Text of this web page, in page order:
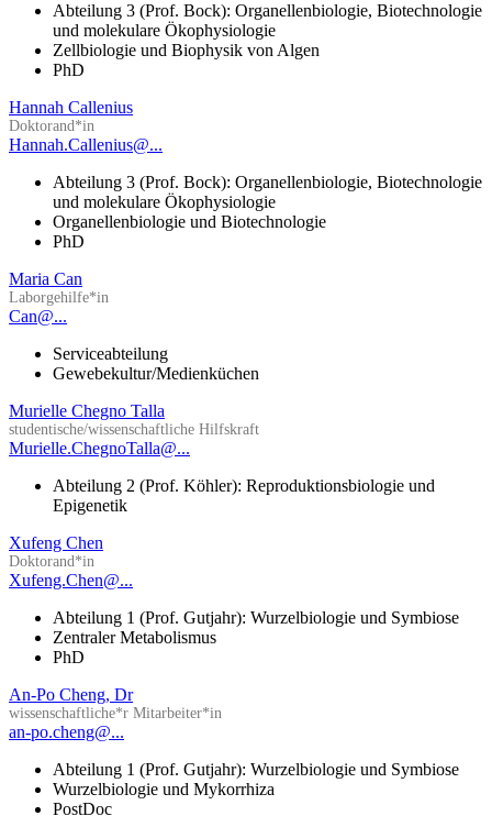
Abteilung 3 (Prof. Bock): Organellenbiologie, Biotechnologie
und molekulare Ökophysiologie
Zellbiologie und Biophysik von Algen
PhD
Hannah Callenius
Doktorand*in
Hannah.Callenius@...
Abteilung 3 (Prof. Bock): Organellenbiologie, Biotechnologie
und molekulare Ökophysiologie
Organellenbiologie und Biotechnologie
PhD
Maria Can
Laborgehilfe*in
Can@...
Serviceabteilung
Gewebekultur/Medienküchen
Murielle Chegno Talla
studentische/wissenschaftliche Hilfskraft
Murielle.ChegnoTalla@...
Abteilung 2 (Prof. Köhler): Reproduktionsbiologie und
Epigenetik
Xufeng Chen
Doktorand*in
Xufeng.Chen@...
Abteilung 1 (Prof. Gutjahr): Wurzelbiologie und Symbiose
Zentraler Metabolismus
PhD
An-Po Cheng, Dr
wissenschaftliche*r Mitarbeiter*in
an-po.cheng@...
Abteilung 1 (Prof. Gutjahr): Wurzelbiologie und Symbiose
Wurzelbiologie und Mykorrhiza
PostDoc